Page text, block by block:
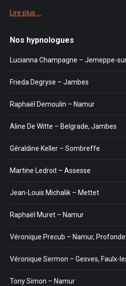
Lire plus …
Nos hypnologues
Lucianna Champagne – Jemeppe-
Frieda Degryse – Jambes
Raphaël Demoulin – Namur
Aline De Witte – Belgrade, Jambes
Géraldine Keller – Sombreffe
Martine Ledroit – Assesse
Jean-Louis Michalik – Mettet
Raphaël Muret – Namur
Véronique Precub – Namur,
Véronique Sermon – Gesves, Faulx-
Tony Simon – Namur